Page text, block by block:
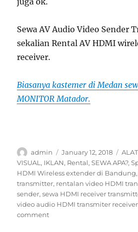
Sewa AV Audio Video Sender
sekalian Rental AV HDMI
receiver.
Biasanya kastemer di Medan
MONITOR Matador.
Author
admin
Posted
on
January 12, 2018
VISUAL , IKLAN, Rental,SEWA APA?,
HDMI Wireless extender di Bandung,
transmitter, rentalan video HDMI
sender,sewa HDMI receiver
video audio HDMI transmiter receiver
commenton